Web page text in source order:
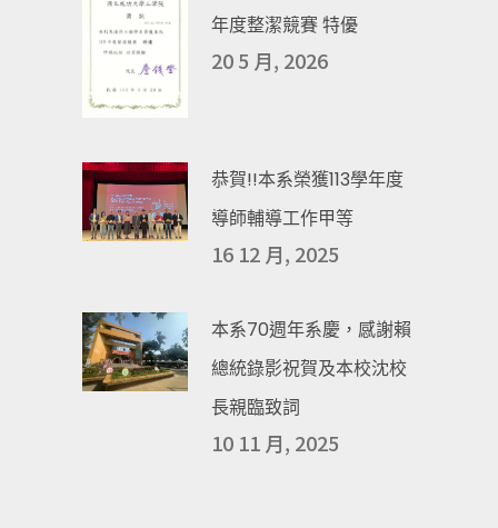
年度整潔競賽 特優
20 5 月, 2026
恭賀!!本系榮獲113學年度
導師輔導工作甲等
16 12 月, 2025
本系70週年系慶，感謝賴
總統錄影祝賀及本校沈校
長親臨致詞
10 11 月, 2025